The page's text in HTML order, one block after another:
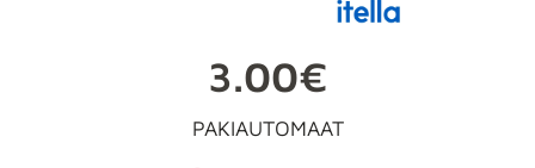
3.00€
PAKIAUTOMAAT